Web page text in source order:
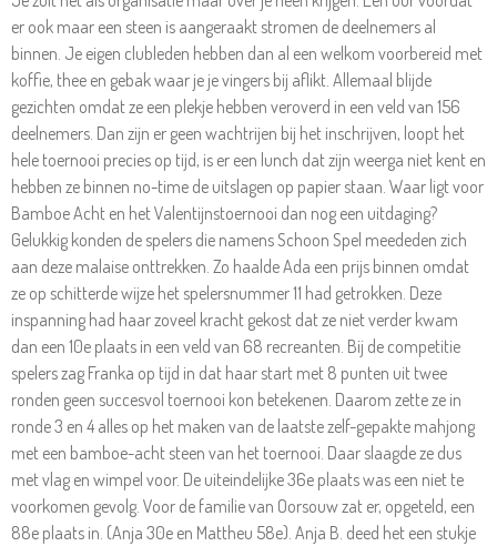
er ook maar een steen is aangeraakt stromen de deelnemers al
binnen. Je eigen clubleden hebben dan al een welkom voorbereid met
koffie, thee en gebak waar je je vingers bij aflikt. Allemaal blijde
gezichten omdat ze een plekje hebben veroverd in een veld van 156
deelnemers. Dan zijn er geen wachtrijen bij het inschrijven, loopt het
hele toernooi precies op tijd, is er een lunch dat zijn weerga niet kent en
hebben ze binnen no-time de uitslagen op papier staan. Waar ligt voor
Bamboe Acht en het Valentijnstoernooi dan nog een uitdaging?
Gelukkig konden de spelers die namens Schoon Spel meededen zich
aan deze malaise onttrekken. Zo haalde Ada een prijs binnen omdat
ze op schitterde wijze het spelersnummer 11 had getrokken. Deze
inspanning had haar zoveel kracht gekost dat ze niet verder kwam
dan een 10e plaats in een veld van 68 recreanten. Bij de competitie
spelers zag Franka op tijd in dat haar start met 8 punten uit twee
ronden geen succesvol toernooi kon betekenen. Daarom zette ze in
ronde 3 en 4 alles op het maken van de laatste zelf-gepakte mahjong
met een bamboe-acht steen van het toernooi. Daar slaagde ze dus
met vlag en wimpel voor. De uiteindelijke 36e plaats was een niet te
voorkomen gevolg. Voor de familie van Oorsouw zat er, opgeteld, een
88e plaats in. (Anja 30e en Mattheu 58e). Anja B. deed het een stukje